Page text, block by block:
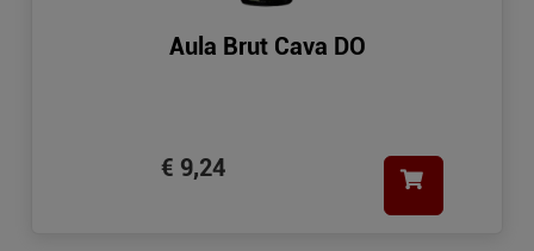
Aula Brut Cava DO
€ 9,24